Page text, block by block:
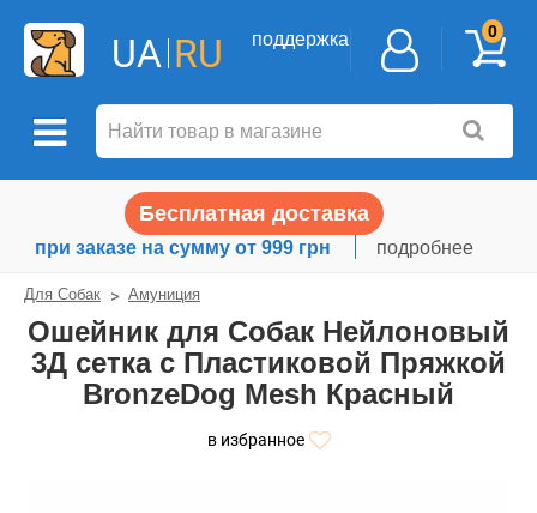
UA RU поддержка 0
Бесплатная доставка
при заказе на сумму от 999 грн подробнее
Для Собак Амуниция
Ошейник для Собак Нейлоновый
3Д сетка c Пластиковой Пряжкой
BronzeDog Mesh Красный
в избранное